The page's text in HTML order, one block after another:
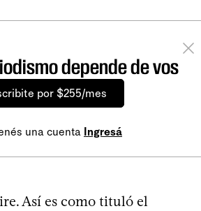
depende de vos
por $255/mes
una cuenta Ingresá
Así es como tituló el